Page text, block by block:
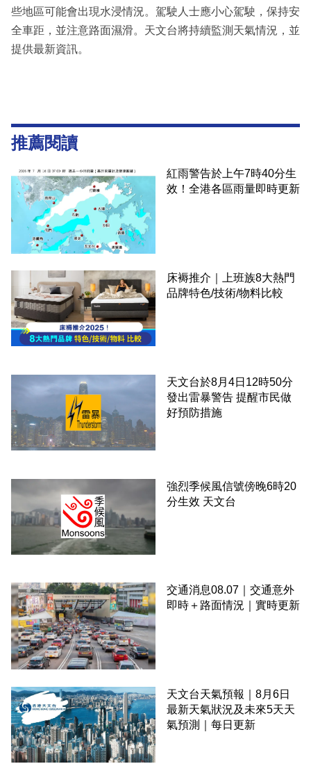
些地區可能會出現水浸情況。駕駛人士應小心駕駛，保持安
全車距，並注意路面濕滑。天文台將持續監測天氣情況，並
提供最新資訊。
推薦閱讀
紅雨警告於上午7時40分生
效！全港各區雨量即時更新
床褥推介｜上班族8大熱門
品牌特色/技術/物料比較
天文台於8月4日12時50分
發出雷暴警告 提醒市民做
好預防措施
強烈季候風信號傍晚6時20
分生效 天文台
交通消息08.07｜交通意外
即時＋路面情況｜實時更新
天文台天氣預報｜8月6日
最新天氣狀況及未來5天天
氣預測｜每日更新